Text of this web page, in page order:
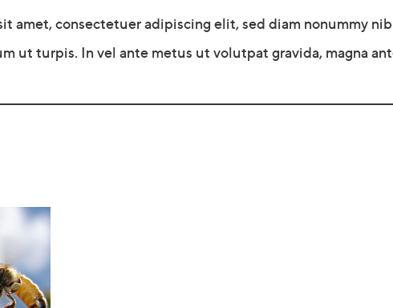
amet, consectetuer adipiscing elit, sed diam nonummy
ut turpis. In vel ante metus ut volutpat gravida, magna